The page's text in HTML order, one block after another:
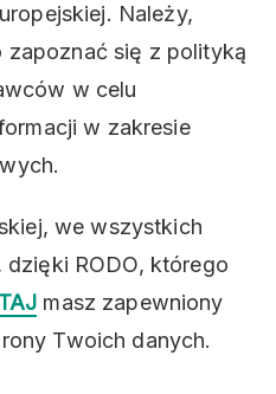
Należy,
się z polityką
w celu
w zakresie
we wszystkich
dzięki RODO, którego
masz zapewniony
Twoich danych.